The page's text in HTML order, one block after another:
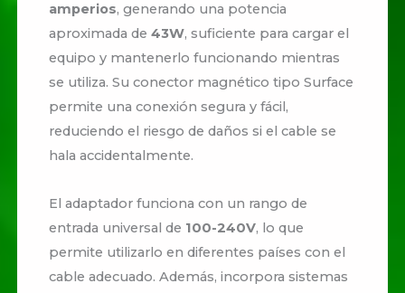
amperios, generando una potencia
aproximada de43W, suficiente para cargar el
equipo y mantenerlo funcionando mientras
se utiliza. Su conector magnético tipo Surface
permite una conexión segura y fácil,
reduciendo el riesgo de daños si el cable se
hala accidentalmente.
El adaptador funciona con un rango de
entrada universal de 100-240V, lo que
permite utilizarlo en diferentes países con el
cable adecuado. Además, incorpora sistemas